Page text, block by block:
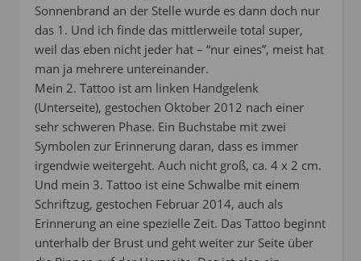
Sonnenbrand an der Stelle wurde es dann doch nur
das 1. Und ich finde das mittlerweile total super,
weil das eben nicht jeder hat – “nur eines”, meist hat
man ja mehrere untereinander.
Mein 2. Tattoo ist am linken Handgelenk
(Unterseite), gestochen Oktober 2012 nach einer
sehr schweren Phase. Ein Buchstabe mit zwei
Symbolen zur Erinnerung daran, dass es immer
irgendwie weitergeht. Auch nicht groß, ca. 4 x 2 cm.
Und mein 3. Tattoo ist eine Schwalbe mit einem
Schriftzug, gestochen Februar 2014, auch als
Erinnerung an eine spezielle Zeit. Das Tattoo beginnt
unterhalb der Brust und geht weiter zur Seite über